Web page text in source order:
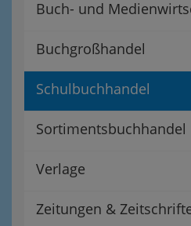
Buch- und
Buchgroßhandel
Schulbuchhandel
Sortimentsbuchhandel
Verlage
Zeitungen &